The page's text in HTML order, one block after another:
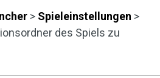
> Spieleinstellungen >
des Spiels zu